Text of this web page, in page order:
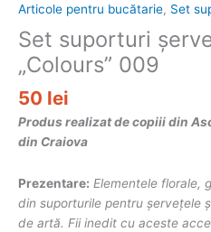
Articole pentru bucătarie, Set
Set suporturi
„Colours” 009
50 lei
Produs realizat de copiii din
din Craiova
Prezentare: Elementele florale,
din suporturile pentru șervețele
de artă. Fii inedit cu aceste